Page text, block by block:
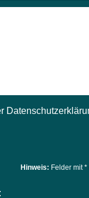
Hinweis: Felder mit*